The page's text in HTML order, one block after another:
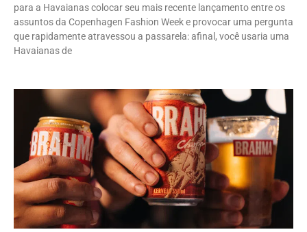
para a Havaianas colocar seu mais recente lançamento entre os
assuntos da Copenhagen Fashion Week e provocar uma pergunta
que rapidamente atravessou a passarela: afinal, você usaria uma
Havaianas de